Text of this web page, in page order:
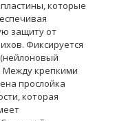
которые
защиту от
Фиксируется
Между крепкими
прослойка
которая